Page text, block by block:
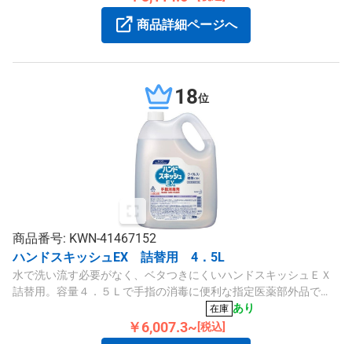
商品詳細ページへ
18位
商品番号: KWN-41467152
ハンドスキッシュEX 詰替用 4．5L
水で洗い流す必要がなく、ベタつきにくいハンドスキッシュＥＸ
詰替用。容量４．５Ｌで手指の消毒に便利な指定医薬部外品で
在庫 あり
￥6,007.3~ [税込]